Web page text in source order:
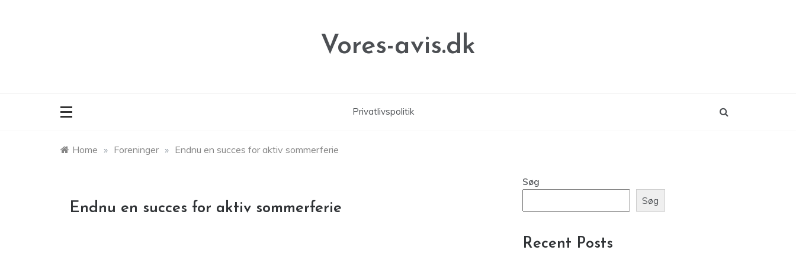
Vores-avis.dk
Privatlivspolitik
Home » Foreninger » Endnu en succes for aktiv sommerferie
Endnu en succes for aktiv sommerferie
Søg
Søg
Recent Posts